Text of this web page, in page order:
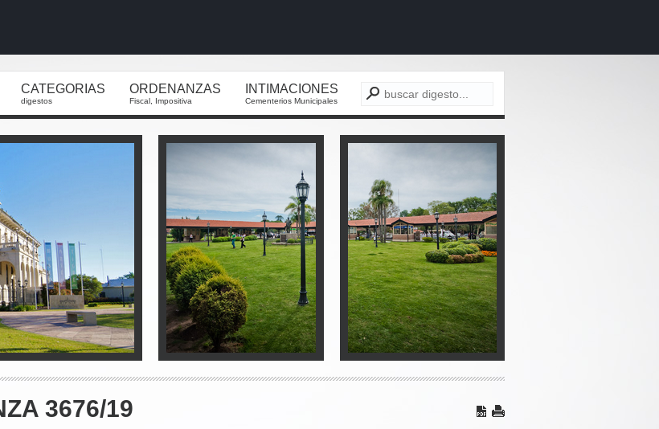
CATEGORIAS
digestos
ORDENANZAS
Fiscal, Impositiva
INTIMACIONES
Cementerios Municipales
3676/19